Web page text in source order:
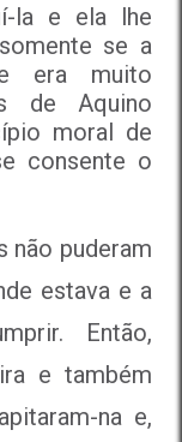
la e ela lhe
se a
era muito
de Aquino
moral de
consente o
não puderam
estava e a
Então,
e também
na e,